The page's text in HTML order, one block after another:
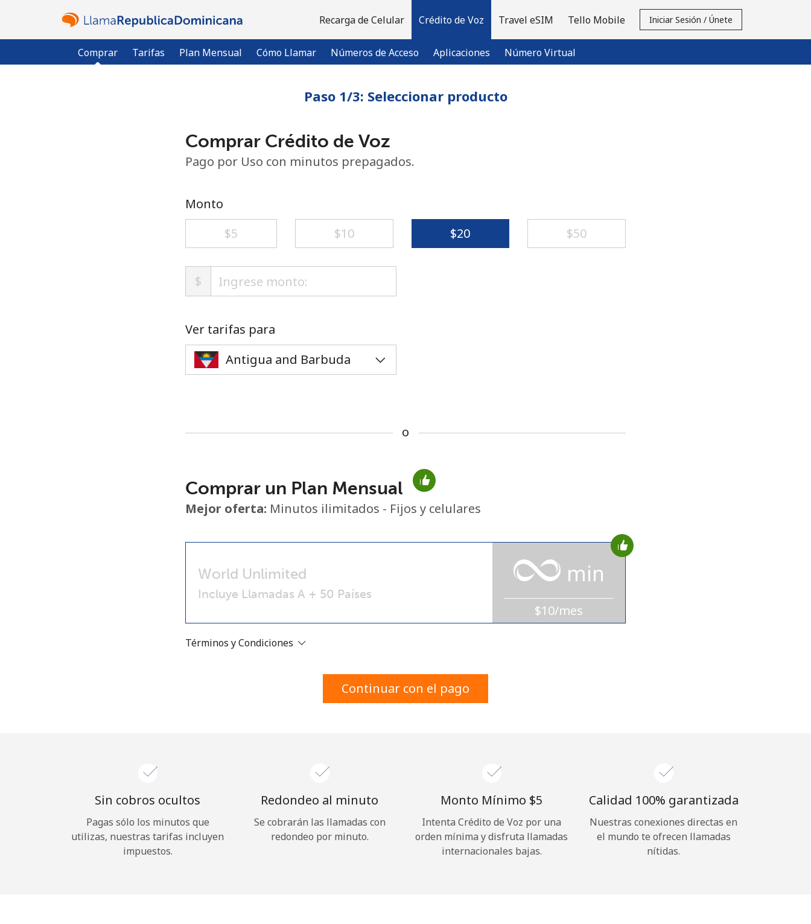
Recarga de Celular Crédito de Voz
Comprar Tarifas Plan Mensual Cómo Llamar Números de Acceso Aplicaciones Número Virtual
Travel eSIM Tello Mobile Iniciar Sesión / Únete
No se ha creado una contraseña
Mínimo 8 caracteres
Un número
Al abrir una cuenta en este sitio web, estoy de
Paso 1/3: Seleccionar producto
Comprar Crédito de Voz
Pago por Uso con minutos prepagados.
Monto
⁦$5⁩
⁦$10⁩ ⁦$20⁩ ⁦$50⁩
$
Ver tarifas para
o
Comprar un Plan Mensual
Mejor oferta: Minutos ilimitados - Fijos y celulares
World Unlimited
Incluye Llamadas A + 50 Países
min
$10/mes
Términos y Condiciones
Continuar con el pago
Sin cobros ocultos
Pagas sólo los minutos que
utilizas, nuestras tarifas incluyen
impuestos.
Redondeo al minuto
Se cobrarán las llamadas con
redondeo por minuto.
Monto Mínimo ⁦$5⁩
Intenta Crédito de Voz por una
orden mínima y disfruta llamadas
internacionales bajas.
Calidad 100% garantizada
Nuestras conexiones directas en
el mundo te ofrecen llamadas
nítidas.